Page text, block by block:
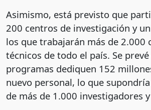
Asimismo, está previsto que
200 centros de investigación y
los que trabajarán más de 2.000
técnicos de todo el país. Se
programas dediquen 152
nuevo personal, lo que
de más de 1.000 investigadores